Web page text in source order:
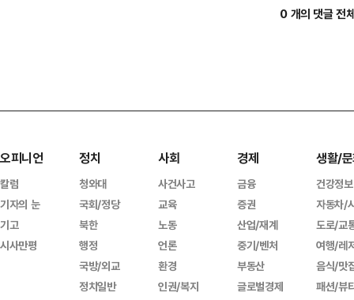
0 개의 댓글 전
오피니언
칼럼
기자의 눈
기고
시사만평
정치
청와대
국회/정당
북한
행정
국방/외교
정치일반
사회
사건사고
교육
노동
언론
환경
인권/복지
경제
금융
증권
산업/재계
중기/벤처
부동산
글로벌경제
생활/
건강정보
자동차/
도로/교
여행/레
음식/맛
패션/뷰